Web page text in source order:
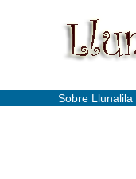
Sobre Llunalila